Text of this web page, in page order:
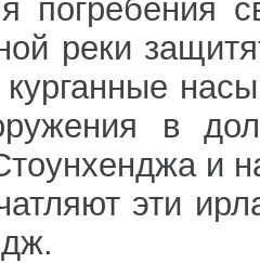
погребения
реки
курганные
в
и
эти